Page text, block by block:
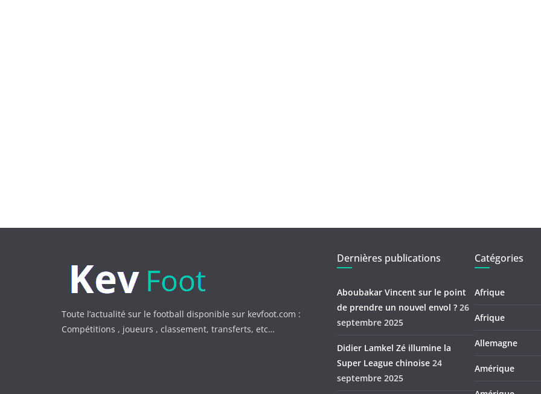
Toute l’actualité sur le football disponible sur kevfoot.com :
Compétitions , joueurs , classement, transferts, etc…
Dernières publications
Aboubakar Vincent sur le point
de prendre un nouvel envol ? 26
septembre 2025
Didier Lamkel Zé illumine la
Super League chinoise 24
septembre 2025
Catégories
Afrique
Afrique
Allemagne
Amérique